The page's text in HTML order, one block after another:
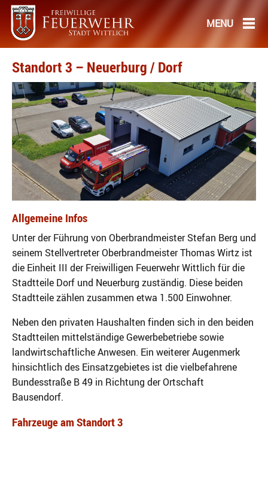
Standort 3 – Neuerburg / Dorf
Allgemeine Infos
Unter der Führung von Oberbrandmeister Stefan Berg und
seinem Stellvertreter Oberbrandmeister Thomas Wirtz ist
die Einheit III der Freiwilligen Feuerwehr Wittlich für die
Stadtteile Dorf und Neuerburg zuständig. Diese beiden
Stadtteile zählen zusammen etwa 1.500 Einwohner.
Neben den privaten Haushalten finden sich in den beiden
Stadtteilen mittelständige Gewerbebetriebe sowie
landwirtschaftliche Anwesen. Ein weiterer Augenmerk
hinsichtlich des Einsatzgebietes ist die vielbefahrene
Bundesstraße B 49 in Richtung der Ortschaft
Bausendorf.
Fahrzeuge am Standort 3